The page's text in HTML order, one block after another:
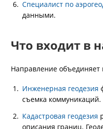
Специалист по
данными.
Что входит в
Направление
Инженерная геодезия
съемка коммуникаций.
Кадастровая геодезия
описания границ.